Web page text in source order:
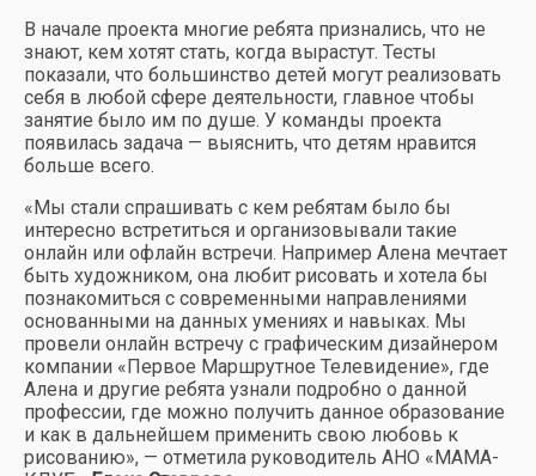
В начале проекта многие ребята признались, что не
знают, кем хотят стать, когда вырастут. Тесты
показали, что большинство детей могут реализовать
себя в любой сфере деятельности, главное чтобы
занятие было им по душе. У команды проекта
появилась задача — выяснить, что детям нравится
больше всего.
«Мы стали спрашивать с кем ребятам было бы
интересно встретиться и организовывали такие
онлайн или офлайн встречи. Например Алена мечтает
быть художником, она любит рисовать и хотела бы
познакомиться с современными направлениями
основанными на данных умениях и навыках. Мы
провели онлайн встречу с графическим дизайнером
компании «Первое Маршрутное Телевидение», где
Алена и другие ребята узнали подробно о данной
профессии, где можно получить данное образование
и как в дальнейшем применить свою любовь к
рисованию», — отметила руководитель АНО «МАМА-